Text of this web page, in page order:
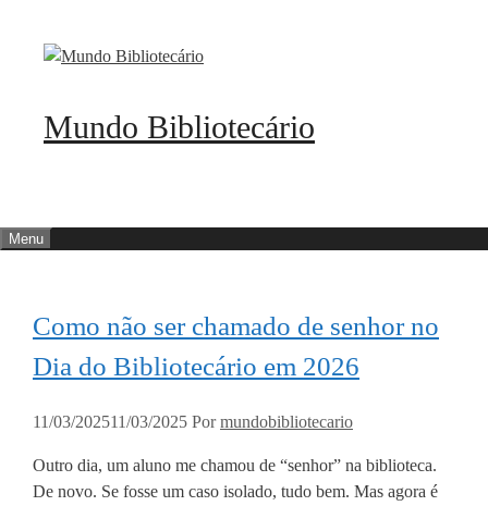
Mundo Bibliotecário
Menu
Como não ser chamado de senhor no
Dia do Bibliotecário em 2026
11/03/202511/03/2025 Pormundobibliotecario
Outro dia, um aluno me chamou de “senhor” na biblioteca.
De novo. Se fosse um caso isolado, tudo bem. Mas agora é